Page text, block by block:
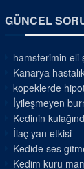
GÜNCEL
hamsterimin eli
Kanarya
kopeklerde
İyileşmeyen
Kedinin
İlaç yan etkisi
Kedide ses
Kedim kuru